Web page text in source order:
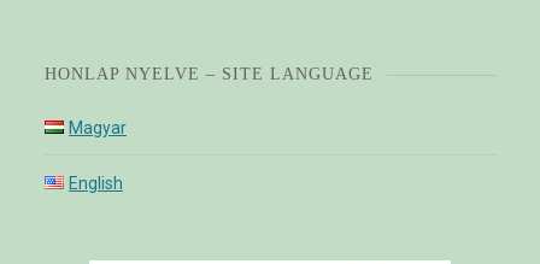
HONLAP NYELVE – SITE LANGUAGE
Magyar
English